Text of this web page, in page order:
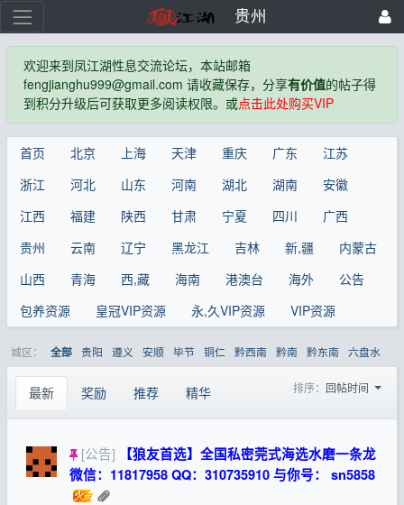
贵州
欢迎来到凤江湖性息交流论坛，本站邮箱
fengjianghu999@gmail.com 请收藏保存，分享有价值的帖子得
到积分升级后可获取更多阅读权限。或点击此处购买VIP
首页 北京 上海 天津 重庆 广东
江苏
浙江
河北 山东 河南 湖北 湖南
安徽
江西
福建 陕西 甘肃 宁夏 四川
广西
贵州
云南 辽宁 黑龙江 吉林 新,疆
内蒙古
山西
青海 西,藏 海南 港澳台 海外
公告
包养资源
皇冠VIP资源 永,久VIP资源 VIP资源
城区： 全部 贵阳 遵义 安顺 毕节 铜仁 黔西南 黔南 黔东南 六盘水
最新 奖励 推荐 精华 排序： 回帖时间
[公告]
【狼友首选】全国私密莞式海选水磨一条龙
微信：11817958 QQ：310735910 与你号： sn5858